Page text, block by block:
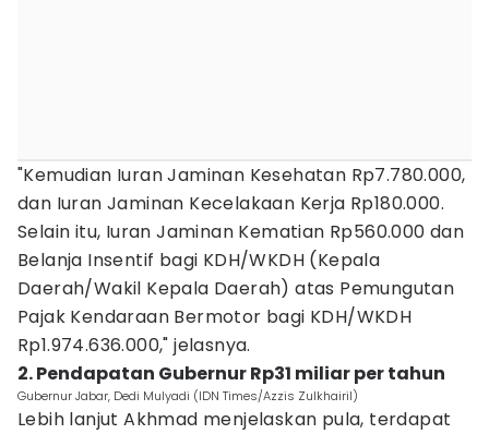
"Kemudian Iuran Jaminan Kesehatan Rp7.780.000,
dan Iuran Jaminan Kecelakaan Kerja Rp180.000.
Selain itu, Iuran Jaminan Kematian Rp560.000 dan
Belanja Insentif bagi KDH/WKDH (Kepala
Daerah/Wakil Kepala Daerah) atas Pemungutan
Pajak Kendaraan Bermotor bagi KDH/WKDH
Rp1.974.636.000," jelasnya.
2. Pendapatan Gubernur Rp31 miliar per tahun
Gubernur Jabar, Dedi Mulyadi (IDN Times/Azzis Zulkhairil)
Lebih lanjut Akhmad menjelaskan pula, terdapat